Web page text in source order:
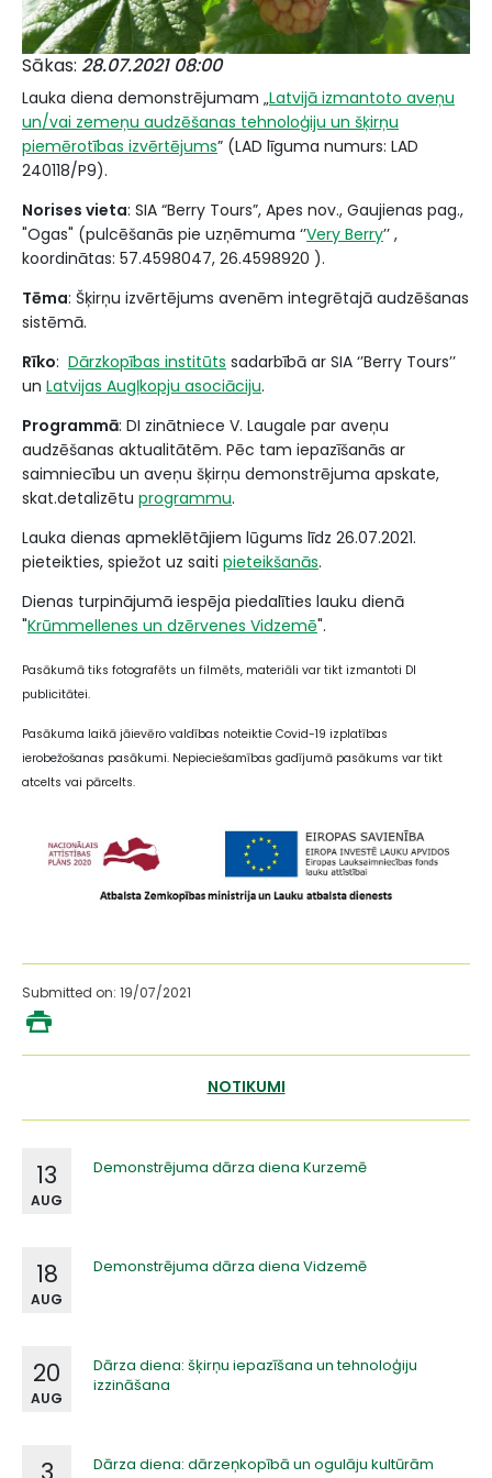
Sākas 28.07.2021 08:00
Lauka diena demonstrējumam „Latvijā izmantoto aveņu
un/vai zemeņu audzēšanas tehnoloģiju un šķirņu
piemērotības izvērtējums” (LAD līguma numurs: LAD
240118/P9).
Norises vieta: SIA “Berry Tours”, Apes nov., Gaujienas pag.,
"Ogas" (pulcēšanās pie uzņēmuma ‘’Very Berry’’ ,
koordinātas: 57.4598047, 26.4598920 ).
Tēma: Šķirņu izvērtējums avenēm integrētajā audzēšanas
sistēmā.
Rīko: Dārzkopības institūts sadarbībā ar SIA ‘’Berry Tours’’
un Latvijas Augļkopju asociāciju.
Programmā: DI zinātniece V. Laugale par aveņu
audzēšanas aktualitātēm. Pēc tam iepazīšanās ar
saimniecību un aveņu šķirņu demonstrējuma apskate,
skat.detalizētu programmu.
Lauka dienas apmeklētājiem lūgums līdz 26.07.2021.
pieteikties, spiežot uz saiti pieteikšanās.
Dienas turpinājumā iespēja piedalīties lauku dienā
"Krūmmellenes un dzērvenes Vidzemē".
Pasākumā tiks fotografēts un filmēts, materiāli var tikt izmantoti DI
publicitātei.
Pasākuma laikā jāievēro valdības noteiktie Covid-19 izplatības
ierobežošanas pasākumi. Nepieciešamības gadījumā pasākums var tikt
atcelts vai pārcelts.
Submitted on: 19/07/2021
NOTIKUMI
Demonstrējuma dārza diena Kurzemē
13
AUG
Demonstrējuma dārza diena Vidzemē
18
AUG
Dārza diena: šķirņu iepazīšana un tehnoloģiju
izzināšana
20
AUG
Dārza diena: dārzeņkopībā un ogulāju kultūrām